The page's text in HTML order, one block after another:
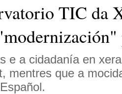
TIC da
e a cidadanía en
mentres que a